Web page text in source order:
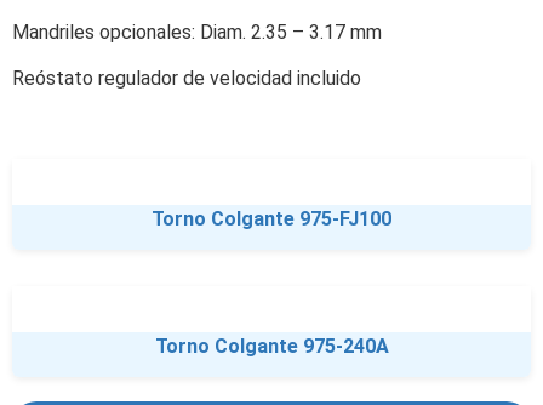
Mandriles opcionales: Diam. 2.35 – 3.17 mm
Reóstato regulador de velocidad incluido
Torno Colgante 975-FJ100
Torno Colgante 975-240A